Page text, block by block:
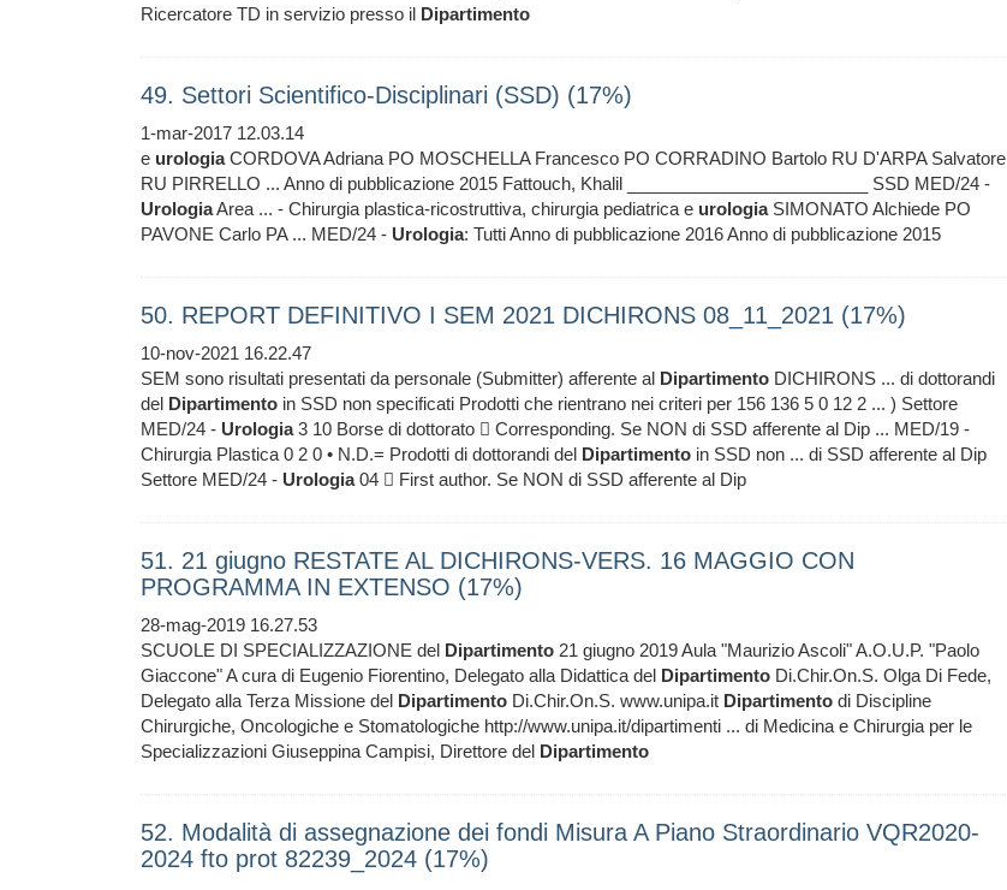
Ricercatore TD in servizio presso il Dipartimento
49. Settori Scientifico-Disciplinari (SSD) (17%)
1-mar-2017 12.03.14
e urologiaCORDOVA Adriana PO MOSCHELLA Francesco PO CORRADINO Bartolo RU D'ARPA Salvatore
RU PIRRELLO ... Anno di pubblicazione 2015 Fattouch, Khalil _________________________ SSD MED/24 -
UrologiaArea ... - Chirurgia plastica-ricostruttiva, chirurgia pediatrica e urologiaSIMONATO Alchiede PO
PAVONE Carlo PA ... MED/24 - Urologia: Tutti Anno di pubblicazione 2016 Anno di pubblicazione 2015
50. REPORT DEFINITIVO I SEM 2021 DICHIRONS 08_11_2021 (17%)
10-nov-2021 16.22.47
SEM sono risultati presentati da personale (Submitter) afferente al Dipartimento DICHIRONS ... di dottorandi
del Dipartimento in SSD non specificati Prodotti che rientrano nei criteri per 156 136 5 0 12 2 ... ) Settore
MED/24 - Urologia3 10 Borse di dottorato  Corresponding. Se NON di SSD afferente al Dip ... MED/19 -
Chirurgia Plastica 0 2 0 • N.D.= Prodotti di dottorandi del Dipartimento in SSD non ... di SSD afferente al Dip
Settore MED/24 - Urologia04  First author. Se NON di SSD afferente al Dip
51. 21 giugno RESTATE AL DICHIRONS-VERS. 16 MAGGIO CON
PROGRAMMA IN EXTENSO (17%)
28-mag-2019 16.27.53
SCUOLE DI SPECIALIZZAZIONE del Dipartimento 21 giugno 2019 Aula "Maurizio Ascoli" A.O.U.P. "Paolo
Giaccone" A cura di Eugenio Fiorentino, Delegato alla Didattica del Dipartimento Di.Chir.On.S. Olga Di Fede,
Delegato alla Terza Missione del Dipartimento Di.Chir.On.S. www.unipa.it Dipartimento di Discipline
Chirurgiche, Oncologiche e Stomatologiche http://www.unipa.it/dipartimenti ... di Medicina e Chirurgia per le
Specializzazioni Giuseppina Campisi, Direttore del Dipartimento
52. Modalità di assegnazione dei fondi Misura A Piano Straordinario VQR2020-
2024 fto prot 82239_2024 (17%)